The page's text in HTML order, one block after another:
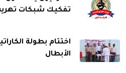
تفكيك شبكات تهريب
اختتام بطولة
الأبطال